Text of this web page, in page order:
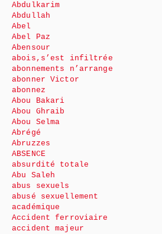
Abdulkarim
Abdullah
Abel
Abel Paz
Abensour
abois,s’est infiltrée
abonnements n’arrange
abonner Victor
abonnez
Abou Bakari
Abou Ghraib
Abou Selma
Abrégé
Abruzzes
ABSENCE
absurdité totale
Abu Saleh
abus sexuels
abusé sexuellement
académique
Accident ferroviaire
accident majeur